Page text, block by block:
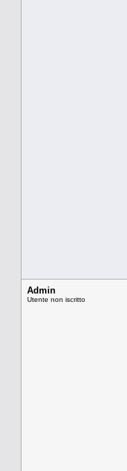
Admin
Utente non iscritto